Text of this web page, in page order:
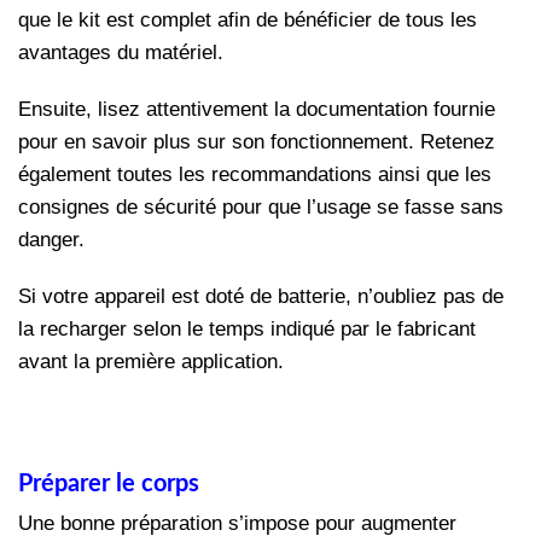
que le kit est complet afin de bénéficier de tous les
avantages du matériel.
Ensuite, lisez attentivement la documentation fournie
pour en savoir plus sur son fonctionnement. Retenez
également toutes les recommandations ainsi que les
consignes de sécurité pour que l’usage se fasse sans
danger.
Si votre appareil est doté de batterie, n’oubliez pas de
la recharger selon le temps indiqué par le fabricant
avant la première application.
Préparer le corps
Une bonne préparation s’impose pour augmenter